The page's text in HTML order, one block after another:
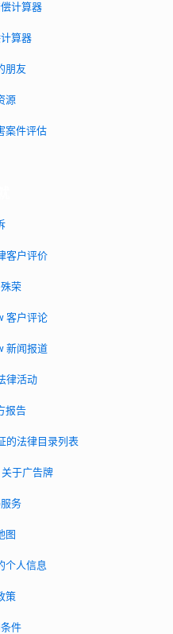
计算器
算器
朋友
源
案件评估
客户评价
荣
客户评论
新闻报道
律活动
报告
的法律目录列表
于广告牌
务
图
个人信息
策
件